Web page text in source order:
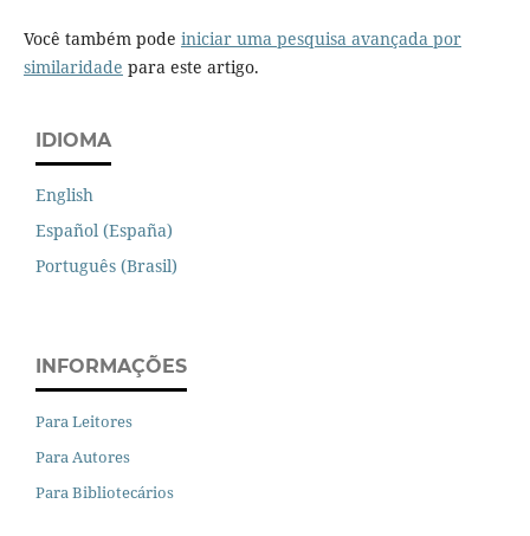
Você também pode iniciar uma pesquisa avançada por
similaridade para este artigo.
IDIOMA
English
Español (España)
Português (Brasil)
INFORMAÇÕES
Para Leitores
Para Autores
Para Bibliotecários